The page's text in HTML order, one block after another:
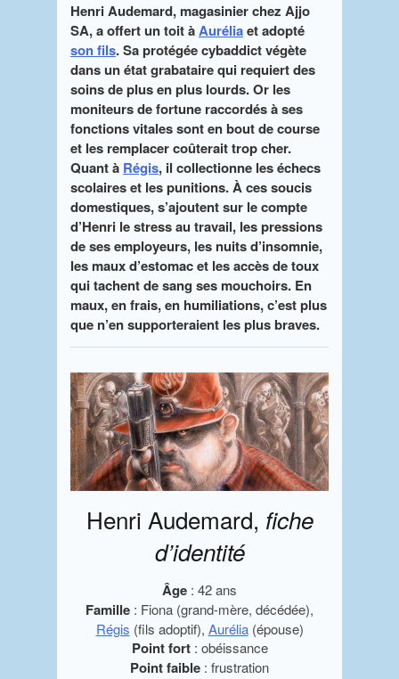
Henri Audemard, magasinier chez Ajjo
SA, a offert un toit àAuréliaet adopté
son fils. Sa protégée cybaddict végète
dans un état grabataire qui requiert des
soins de plus en plus lourds. Or les
moniteurs de fortune raccordés à ses
fonctions vitales sont en bout de course
et les remplacer coûterait trop cher.
Quant à Régis, il collectionne les échecs
scolaires et les punitions. À ces soucis
domestiques, s’ajoutent sur le compte
d’Henri le stress au travail, les pressions
de ses employeurs, les nuits d’insomnie,
les maux d’estomac et les accès de toux
qui tachent de sang ses mouchoirs. En
maux, en frais, en humiliations, c’est plus
que n’en supporteraient les plus braves.
Henri Audemard, fiche
d’identité
Âge : 42 ans
Famille : Fiona (grand-mère, décédée),
Régis (fils adoptif), Aurélia(épouse)
Point fort: obéissance
Point faible : frustration